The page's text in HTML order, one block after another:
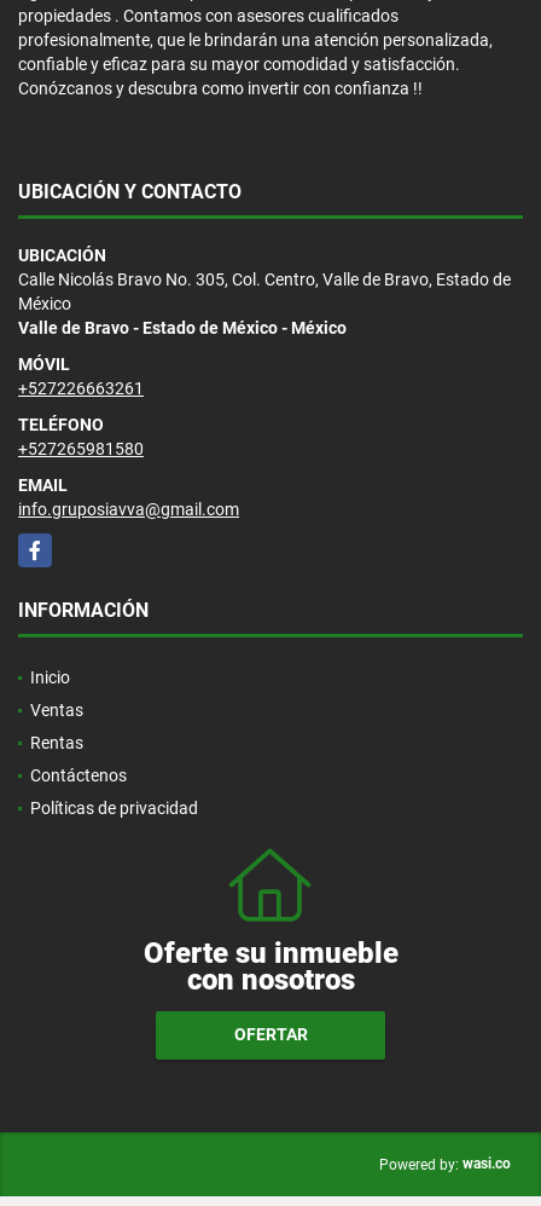
propiedades . Contamos con asesores cualificados
profesionalmente, que le brindarán una atención personalizada,
confiable y eficaz para su mayor comodidad y satisfacción.
Conózcanos y descubra como invertir con confianza !!
UBICACIÓN Y CONTACTO
UBICACIÓN
Calle Nicolás Bravo No. 305, Col. Centro, Valle de Bravo, Estado de
México
Valle de Bravo - Estado de México - México
MÓVIL
+527226663261
TELÉFONO
+527265981580
EMAIL
info.gruposiavva@gmail.com
Facebook
INFORMACIÓN
Inicio
Ventas
Rentas
Contáctenos
Políticas de privacidad
Oferte su inmueble
con nosotros
OFERTAR
Powered by: wasi.co